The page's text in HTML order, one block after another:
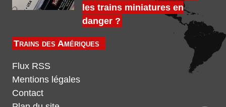
les trains miniatures en
danger ?
Trains des Amériques
Flux RSS
Mentions légales
Contact